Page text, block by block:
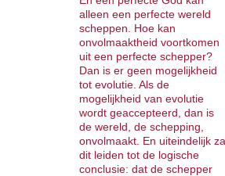
alleen een perfecte wereld
scheppen. Hoe kan
onvolmaaktheid voortkomen
uit een perfecte schepper?
Dan is er geen mogelijkheid
tot evolutie. Als de
mogelijkheid van evolutie
wordt geaccepteerd, dan is
de wereld, de schepping,
onvolmaakt. En uiteindelijk
dit leiden tot de logische
conclusie: dat de schepper